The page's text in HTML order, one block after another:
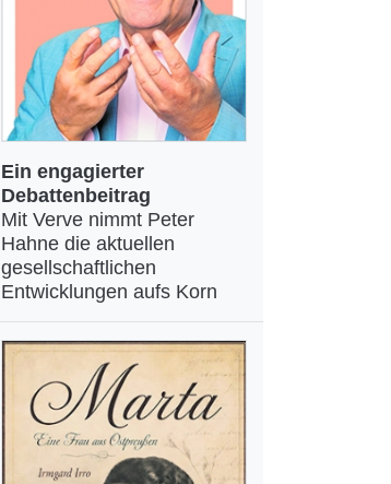
Ein engagierter
Debattenbeitrag
Mit Verve nimmt Peter
Hahne die aktuellen
gesellschaftlichen
Entwicklungen aufs Korn